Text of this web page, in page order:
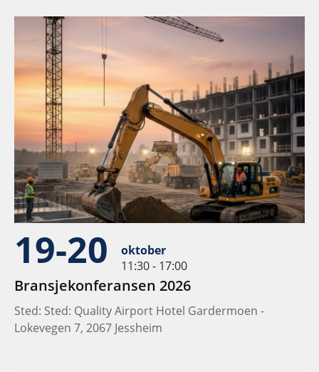
19-20
oktober
11:30 - 17:00
Bransjekonferansen 2026
Sted: Sted: Quality Airport Hotel Gardermoen -
Lokevegen 7, 2067 Jessheim